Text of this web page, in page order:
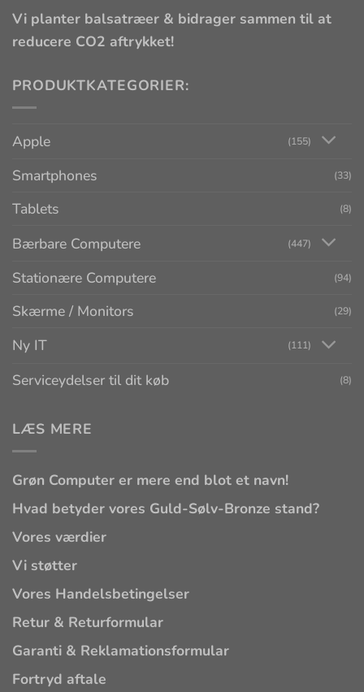
Vi planter balsatræer & bidrager sammen til at
reducere CO2 aftrykket!
PRODUKTKATEGORIER:
Apple (155)
Smartphones (33)
Tablets (8)
Bærbare Computere (447)
Stationære Computere (94)
Skærme / Monitors (29)
Ny IT (111)
Serviceydelser til dit køb (8)
LÆS MERE
Grøn Computer er mere end blot et navn!
Hvad betyder vores Guld-Sølv-Bronze stand?
Vores værdier
Vi støtter
Vores Handelsbetingelser
Retur & Returformular
Garanti & Reklamationsformular
Fortryd aftale